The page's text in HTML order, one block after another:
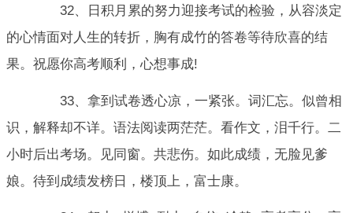
32、日积月累的努力迎接考试的检验，从容淡定
的心情面对人生的转折，胸有成竹的答卷等待欣喜的结
果。祝愿你高考顺利，心想事成!
33、拿到试卷透心凉，一紧张。词汇忘。似曾相
识，解释却不详。语法阅读两茫茫。看作文，泪千行。二
小时后出考场。见同窗。共悲伤。如此成绩，无脸见爹
娘。待到成绩发榜日，楼顶上，富士康。